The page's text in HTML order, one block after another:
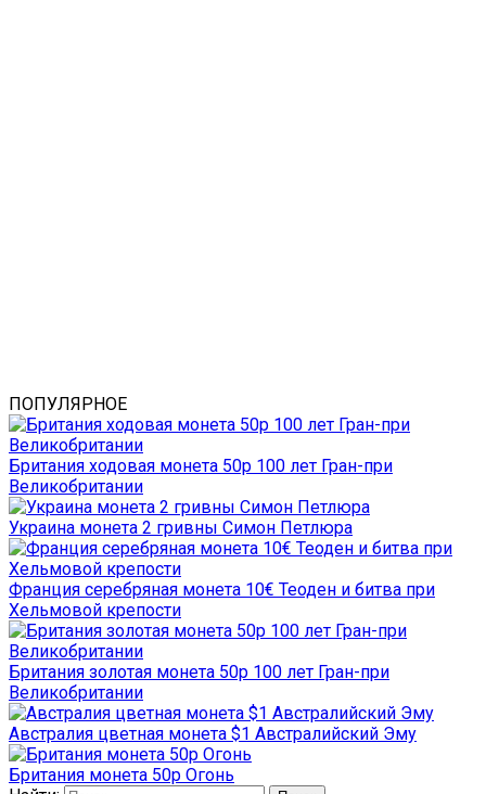
ПОПУЛЯРНОЕ
Британия ходовая монета 50р 100 лет Гран-при
Великобритании
Украина монета 2 гривны Симон Петлюра
Франция серебряная монета 10€ Теоден и битва при
Хельмовой крепости
Британия золотая монета 50р 100 лет Гран-при
Великобритании
Австралия цветная монета $1 Австралийский Эму
Британия монета 50р Огонь